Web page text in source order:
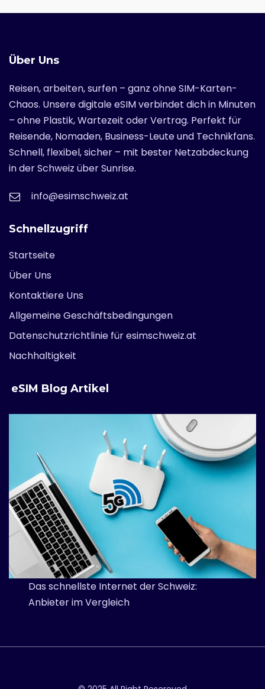
Über Uns
Reisen, arbeiten, surfen – ganz ohne SIM-Karten-
Chaos. Unsere digitale eSIM verbindet dich in Minuten
– ohne Plastik, Wartezeit oder Vertrag. Perfekt für
Reisende, Nomaden, Business-Leute und Technikfans.
Schnell, flexibel, sicher – mit bester Netzabdeckung
in der Schweiz über Sunrise.
info@esimschweiz.at
Schnellzugriff
Startseite
Über Uns
Kontaktiere Uns
Allgemeine Geschäftsbedingungen
Datenschutzrichtlinie für esimschweiz.at
Nachhaltigkeit
eSIM Blog Artikel
Das schnellste Internet der Schweiz:
Anbieter im Vergleich